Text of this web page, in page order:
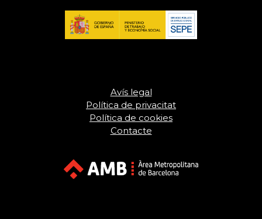
Avís legal
Política de privacitat
Política de cookies
Contacte